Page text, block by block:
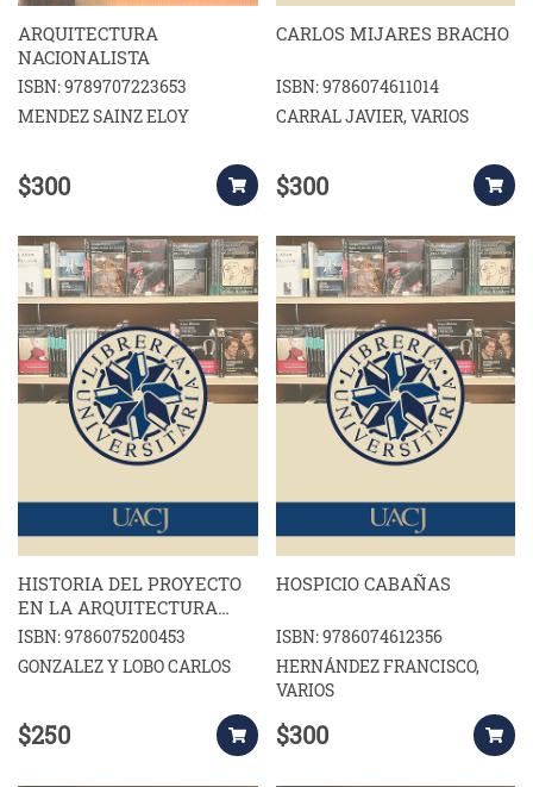
ARQUITECTURA
NACIONALISTA
ISBN: 9789707223653
MENDEZ SAINZ ELOY
$300
CARLOS MIJARES BRACHO
ISBN: 9786074611014
CARRAL JAVIER, VARIOS
$300
HISTORIA DEL PROYECTO
EN LA ARQUITECTURA
MEXICANA
ISBN: 9786075200453
GONZALEZ Y LOBO CARLOS
$250
HOSPICIO CABAÑAS
ISBN: 9786074612356
HERNÁNDEZ FRANCISCO,
VARIOS
$300